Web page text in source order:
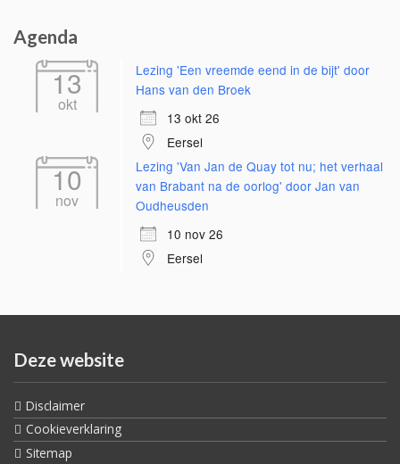
Agenda
13
okt
Lezing 'Een vreemde eend in de bijt' door
Hans van den Broek
13 okt 26
Eersel
10
nov
Lezing 'Van Jan de Quay tot nu; het verhaal
van Brabant na de oorlog' door Jan van
Oudheusden
10 nov 26
Eersel
Deze website
Disclaimer
Cookieverklaring
Sitemap